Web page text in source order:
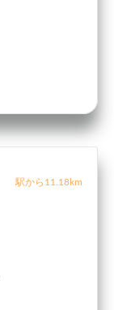
駅から11.18km